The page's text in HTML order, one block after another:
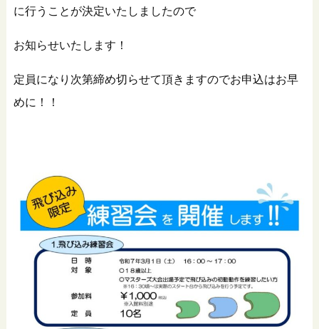
に行うことが決定いたしましたので
お知らせいたします！
定員になり次第締め切らせて頂きますのでお申込はお早
めに！！